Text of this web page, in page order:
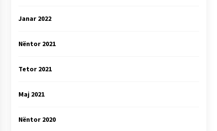
Janar 2022
Nëntor 2021
Tetor 2021
Maj 2021
Nëntor 2020